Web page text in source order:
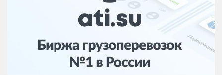
инфраструктура
Логистика, грузы
Негабаритные и
опасные грузы
Безопасность и